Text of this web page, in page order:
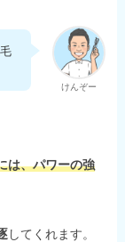
けんぞー
は、パワーの強
してくれます。